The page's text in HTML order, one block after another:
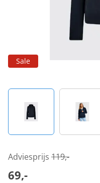
Sale
Adviesprijs 119,-
69,-